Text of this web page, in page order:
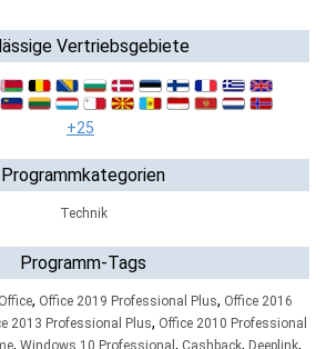
Vertriebsgebiete
+25
Programmkategorien
Technik
Programm-Tags
Office, Office 2019 Professional Plus, Office 2016
2013 Professional Plus, Office 2010 Professional
, Windows 10 Professional , Cashback, Deeplink,